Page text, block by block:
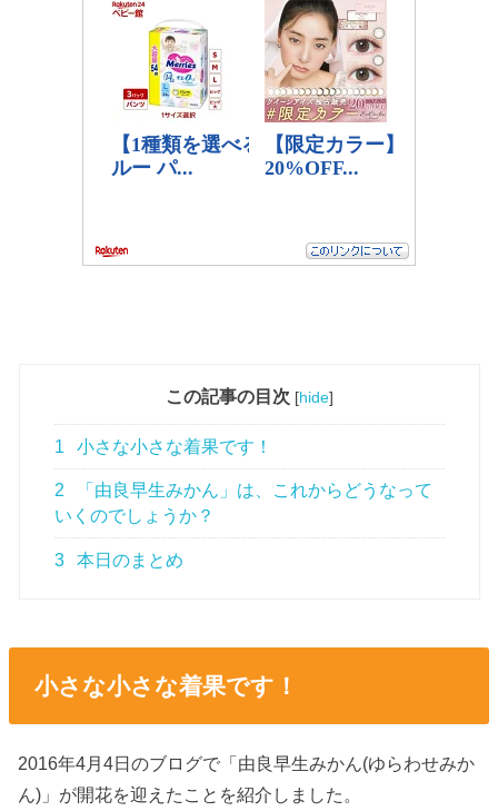
この記事の目次 [hide]
1 小さな小さな着果です！
2
「由良早生みかん」は、これからどうなって
いくのでしょうか？
3 本日のまとめ
小さな小さな着果です！
2016年4月4日のブログで「由良早生みかん(ゆらわせみか
ん)」が開花を迎えたことを紹介しました。